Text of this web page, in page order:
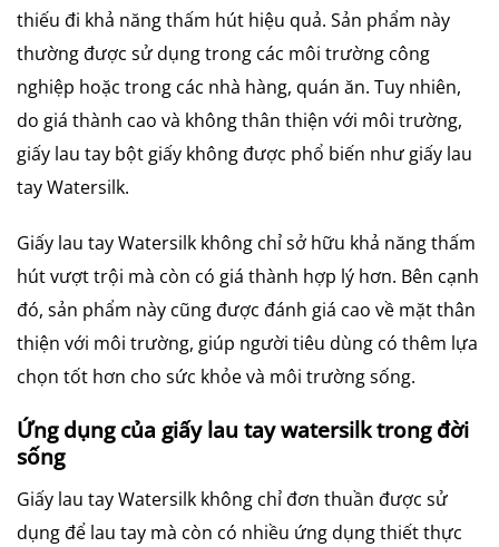
thiếu đi khả năng thấm hút hiệu quả. Sản phẩm này
thường được sử dụng trong các môi trường công
nghiệp hoặc trong các nhà hàng, quán ăn. Tuy nhiên,
do giá thành cao và không thân thiện với môi trường,
giấy lau tay bột giấy không được phổ biến như giấy lau
tay Watersilk.
Giấy lau tay Watersilk không chỉ sở hữu khả năng thấm
hút vượt trội mà còn có giá thành hợp lý hơn. Bên cạnh
đó, sản phẩm này cũng được đánh giá cao về mặt thân
thiện với môi trường, giúp người tiêu dùng có thêm lựa
chọn tốt hơn cho sức khỏe và môi trường sống.
Ứng dụng của giấy lau tay watersilk trong đời
sống
Giấy lau tay Watersilk không chỉ đơn thuần được sử
dụng để lau tay mà còn có nhiều ứng dụng thiết thực